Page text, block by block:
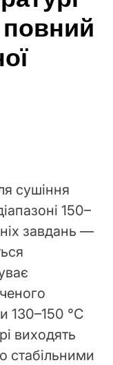
сушіння
150–
завдань —
130–150 °C
виходять
стабільними